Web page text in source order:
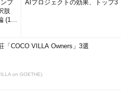
プ
肢
(1/
AIプロジェクトの効果、トップ3
「COCO VILLA Owners」3選
on GOETHE)